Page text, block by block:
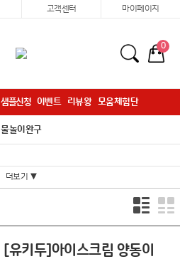
고객센터 마이페이지
0
샘플신청 이벤트 리뷰왕 모움체험단
물놀이완구
더보기 ▼
[유키두]아이스크림 양동이